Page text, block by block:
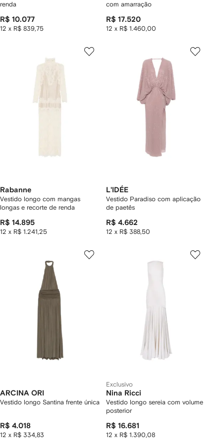
renda
R$ 10.077
12 x R$ 839,75
com amarração
R$ 17.520
12 x R$ 1.460,00
Rabanne
Vestido longo com mangas
longas e recorte de renda
R$ 14.895
12 x R$ 1.241,25
L'IDÉE
Vestido Paradiso com aplicação
de paetês
R$ 4.662
12 x R$ 388,50
ARCINA ORI
Vestido longo Santina frente única
R$ 4.018
12 x R$ 334,83
Exclusivo
Nina Ricci
Vestido longo sereia com volume
posterior
R$ 16.681
12 x R$ 1.390,08